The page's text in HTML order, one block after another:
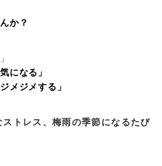
か？
になる」
メジメする」
トレス、梅雨の季節になるたび